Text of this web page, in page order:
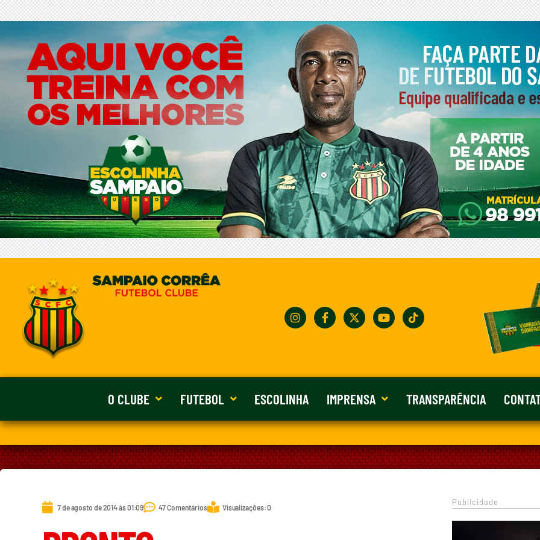
O CLUBE FUTEBOL ESCOLINHA IMPRENSA TRANSPARÊNCIA
7 de agosto de 2014 às 01:09 47 Comentários Visualizações: 0
Publicidade